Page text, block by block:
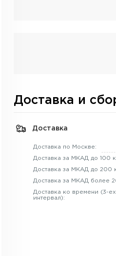
Доставка и
Доставка
Доставка по Москве:
Доставка за МКАД до 100
Доставка за МКАД до 200
Доставка за МКАД более
Доставка ко времени (3-
интервал):